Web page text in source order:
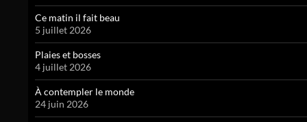
Ce matin il fait beau
5 juillet 2026
Plaies et bosses
4 juillet 2026
À contempler le monde
24 juin 2026